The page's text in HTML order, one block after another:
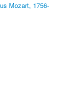
Mozart, 1756-